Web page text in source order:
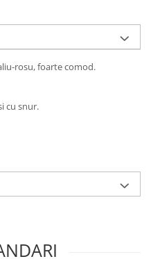
rosu, foarte comod.
cu snur.